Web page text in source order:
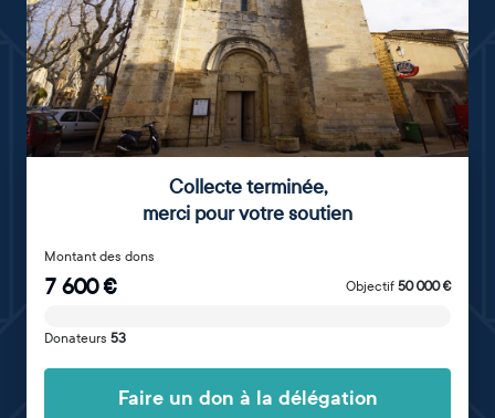
Collecte terminée,
merci pour votre soutien
Montant des dons
7 600€ Objectif 50 000€
Donateurs 53
Faire un don à la délégation